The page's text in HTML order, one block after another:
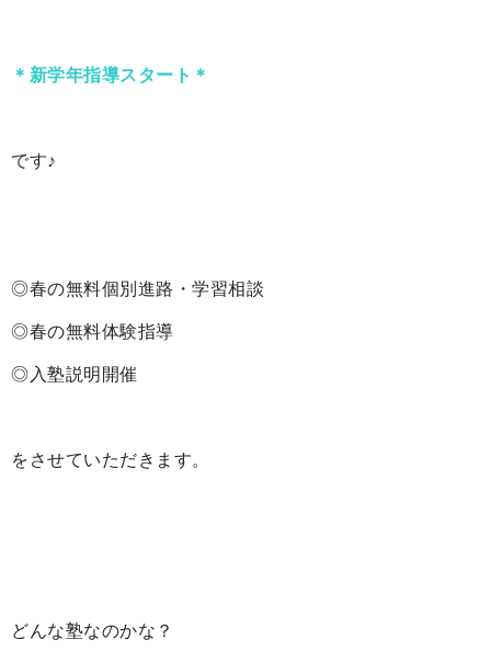
＊新学年指導スタート＊
です♪
◎春の無料個別進路・学習相談
◎春の無料体験指導
◎入塾説明開催
をさせていただきます。
どんな塾なのかな？